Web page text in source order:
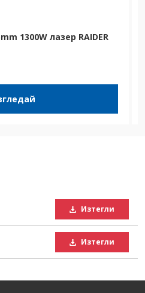
1300W лазер RAIDER
Изтегли
Изтегли